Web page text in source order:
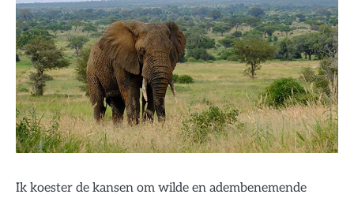
Ik koester de kansen om wilde en adembenemende